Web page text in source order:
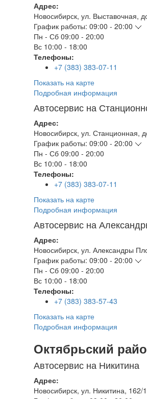
Адрес:
Новосибирск, ул. Выставочная,
График работы: 09:00 - 20:00
Пн - Сб 09:00 - 20:00
Вс 10:00 - 18:00
Телефоны:
+7 (383) 383-07-11
Показать на карте
Подробная информация
Автосервис на
Адрес:
Новосибирск, ул. Станционная,
График работы: 09:00 - 20:00
Пн - Сб 09:00 - 20:00
Вс 10:00 - 18:00
Телефоны:
+7 (383) 383-07-11
Показать на карте
Подробная информация
Автосервис на
Адрес:
Новосибирск, ул. Александры
График работы: 09:00 - 20:00
Пн - Сб 09:00 - 20:00
Вс 10:00 - 18:00
Телефоны:
+7 (383) 383-57-43
Показать на карте
Подробная информация
Октябрьский
Автосервис на Никитина
Адрес:
Новосибирск, ул. Никитина, 162/1